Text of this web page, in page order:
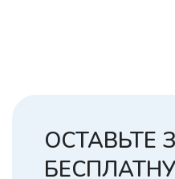
ОСТАВЬТЕ